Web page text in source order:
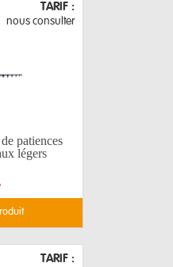
TARIF :
nous consulter
patiences
légers
TARIF :